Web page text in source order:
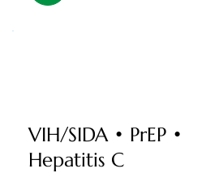
VIH/SIDA • PrEP •
Hepatitis C